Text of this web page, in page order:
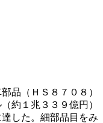
品（ＨＳ８７０８）
約１兆３３９億円）
した。細部品目をみ